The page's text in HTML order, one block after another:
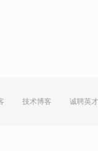
技术博客 诚聘英才